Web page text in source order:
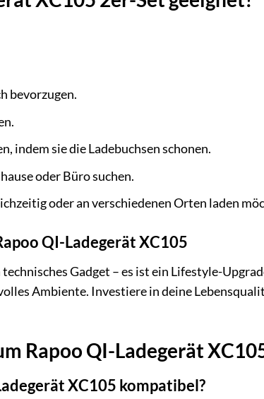
bevorzugen.
indem sie die Ladebuchsen schonen.
oder Büro suchen.
oder an verschiedenen Orten laden
QI-Ladegerät XC105
Gadget – es ist ein Lifestyle-
Ambiente. Investiere in deine
Rapoo QI-Ladegerät
XC105 kompatibel?